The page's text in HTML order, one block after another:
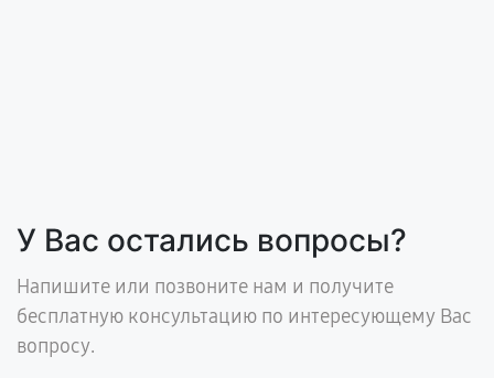
У Вас остались вопросы?
Напишите или позвоните нам и получите
бесплатную консультацию по интересующему Вас
вопросу.